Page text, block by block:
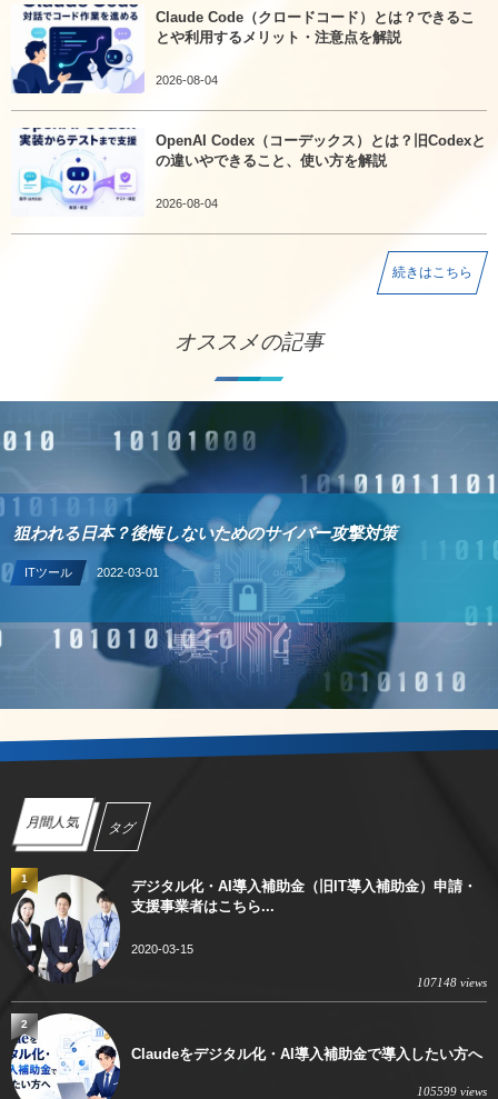
Claude Code（クロードコード）とは？できるこ
とや利用するメリット・注意点を解説
2026-08-04
OpenAI Codex（コーデックス）とは？旧Codexと
の違いやできること、使い方を解説
2026-08-04
続きはこちら
オススメの記事
狙われる日本？後悔しないためのサイバー攻撃対策
ITツール 2022-03-01
月間人気 タグ
デジタル化・AI導入補助金（旧IT導入補助金）申請・
支援事業者はこちら...
2020-03-15
107148 views
1
Claudeをデジタル化・AI導入補助金で導入したい方へ
105599 views
2